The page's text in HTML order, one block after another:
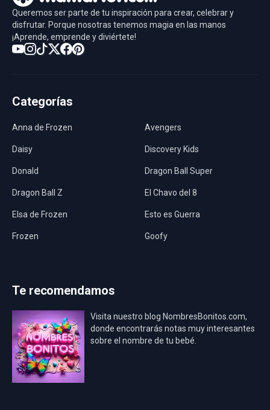
Queremos ser parte de tu inspiración para crear, celebrar y
disfrutar. Porque nosotras tenemos magia en las manos
¡Aprende, emprende y diviértete!
Categorías
Anna de Frozen Avengers
Daisy Discovery Kids
Donald Dragon Ball Super
Dragon Ball Z El Chavo del 8
Elsa de Frozen Esto es Guerra
Frozen Goofy
Los Minions Los Vengadores
Mario Bros Mi Villano Favorito
Mickey Mouse
Te recomendamos
Visita nuestro blog NombresBonitos.com,
donde encontrarás notas muy interesantes
sobre el nombre de tu bebé.